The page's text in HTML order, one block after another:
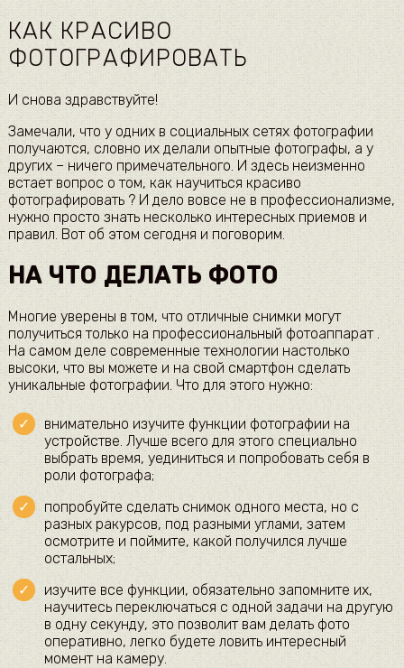
КАК КРАСИВО
ФОТОГРАФИРОВАТЬ
И снова здравствуйте!
Замечали, что у одних в социальных сетях фотографии
получаются, словно их делали опытные фотографы, а у
других – ничего примечательного. И здесь неизменно
встает вопрос о том, как научиться красиво
фотографировать ? И дело вовсе не в профессионализме,
нужно просто знать несколько интересных приемов и
правил. Вот об этом сегодня и поговорим.
НА ЧТО ДЕЛАТЬ ФОТО
Многие уверены в том, что отличные снимки могут
получиться только на профессиональный фотоаппарат .
На самом деле современные технологии настолько
высоки, что вы можете и на свой смартфон сделать
уникальные фотографии. Что для этого нужно:
внимательно изучите функции фотографии на
устройстве. Лучше всего для этого специально
выбрать время, уединиться и попробовать себя в
роли фотографа;
попробуйте сделать снимок одного места, но с
разных ракурсов, под разными углами, затем
осмотрите и поймите, какой получился лучше
остальных;
изучите все функции, обязательно запомните их,
научитесь переключаться с одной задачи на другую
в одну секунду, это позволит вам делать фото
оперативно, легко будете ловить интересный
момент на камеру.